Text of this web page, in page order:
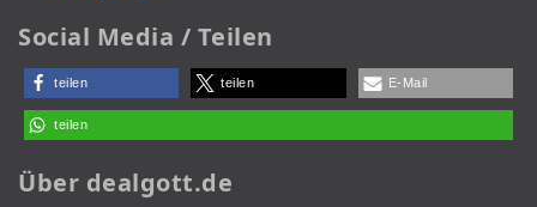
Social Media / Teilen
teilen teilen E-Mail
teilen
Über dealgott.de